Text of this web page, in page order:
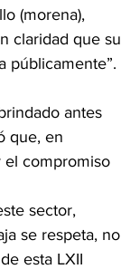
(morena),
claridad que su
públicamente”.
antes
que, en
el compromiso
sector,
se respeta, no
esta LXII